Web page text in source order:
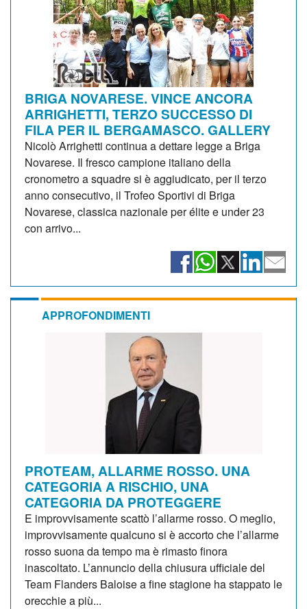
BRIGA NOVARESE. VINCE ANCORA
ARRIGHETTI, TERZO SUCCESSO DI
FILA PER IL BERGAMASCO. GALLERY
Nicolò Arrighetti continua a dettare legge a Briga
Novarese. Il fresco campione italiano della
cronometro a squadre si è aggiudicato, per il terzo
anno consecutivo, il Trofeo Sportivi di Briga
Novarese, classica nazionale per élite e under 23
con arrivo...
APPROFONDIMENTI
PROTEAM, ALLARME ROSSO. UNA
CATEGORIA A RISCHIO, UNA
CATEGORIA DA PROTEGGERE
E improvvisamente scattò l’allarme rosso. O meglio,
improvvisamente qualcuno si è accorto che l’allarme
rosso suona da tempo ma è rimasto finora
inascoltato. L’annuncio della chiusura ufficiale del
Team Flanders Baloise a fine stagione ha stappato le
orecchie a più...